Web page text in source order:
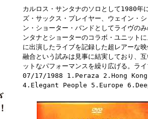
カルロス・サンタナのソロとして1980年
ズ・サックス・プレイヤー、ウェイン・
ン・ショーター・バンドとしてライヴの
ンタナとショーターのコラボ・ユニット
に出演したライブを記録した超レアーな
融合という試みは見事に結実しており、
ットなパフォーマンスを繰り広げる。ラ
07/17/1988 1.Peraza 2.Hong
4.Elegant People 5.Europe